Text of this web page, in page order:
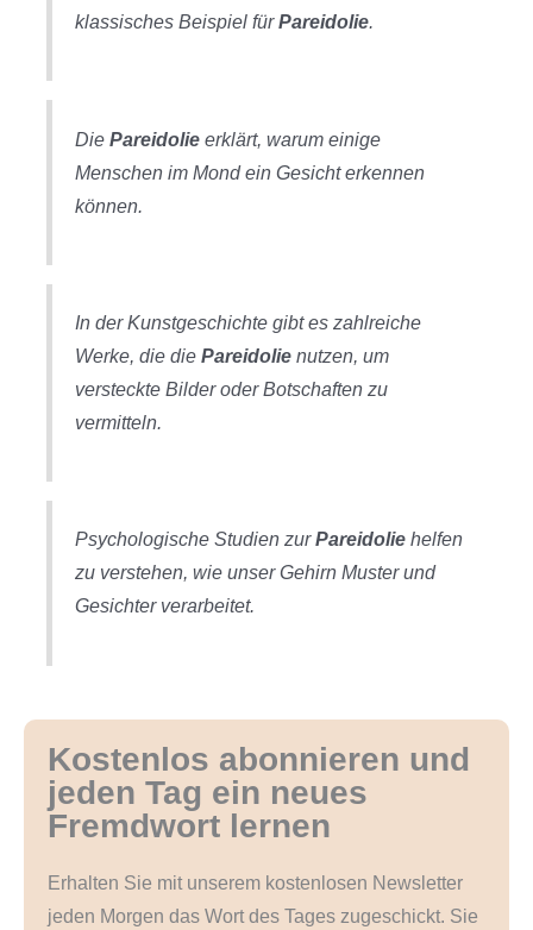
klassisches Beispiel fürPareidolie.
DiePareidolie erklärt, warum einige
Menschen im Mond ein Gesicht erkennen
können.
In der Kunstgeschichte gibt es zahlreiche
Werke, die diePareidolie nutzen, um
versteckte Bilder oder Botschaften zu
vermitteln.
Psychologische Studien zurPareidolie helfen
zu verstehen, wie unser Gehirn Muster und
Gesichter verarbeitet.
Kostenlos abonnieren und
jeden Tag ein neues
Fremdwort lernen
Erhalten Sie mit unserem kostenlosen Newsletter
jeden Morgen das Wort des Tages zugeschickt. Sie